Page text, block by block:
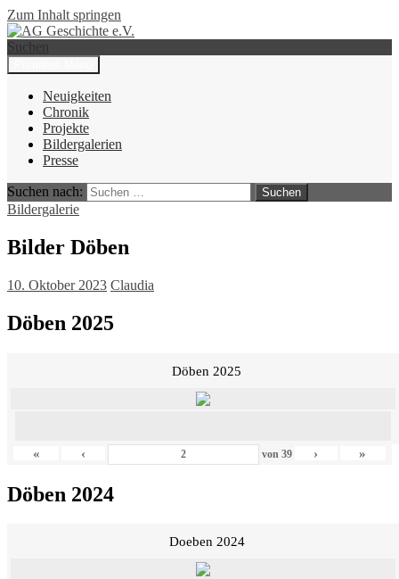
Zum Inhalt springen
AG Geschichte e.V.
Suchen
Neuigkeiten
Chronik
Projekte
Bildergalerien
Presse
Suchen nach:
Bildergalerie
Bilder Döben
10. Oktober 2023 Claudia
Döben 2025
Döben 2025
« ‹ von 39 › »
Döben 2024
Doeben 2024